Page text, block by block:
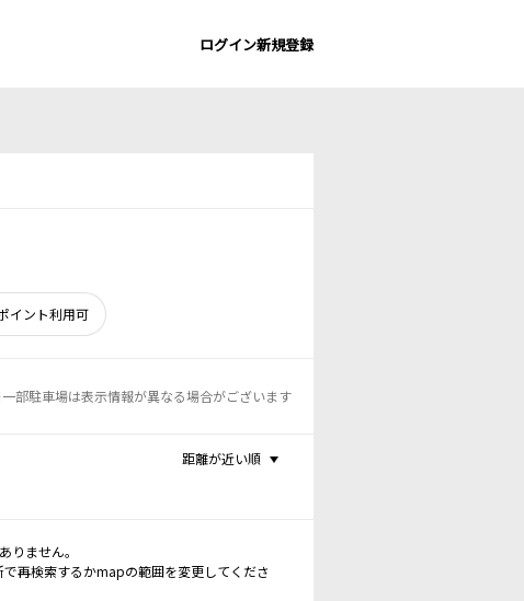
ログイン新規登録
イント利用可
部駐車場は表示情報が異なる場合がございます
距離が近い順
りません。
再検索するかmapの範囲を変更してくださ